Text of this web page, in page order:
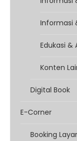
Informasi
Edukasi &
Konten
Digital Book
E-Corner
Booking